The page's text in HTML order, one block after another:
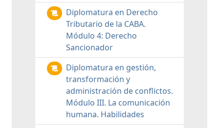
Diplomatura en Derecho
Tributario de la CABA.
Módulo 4: Derecho
Sancionador
Diplomatura en gestión,
transformación y
administración de conflictos.
Módulo III. La comunicación
humana. Habilidades